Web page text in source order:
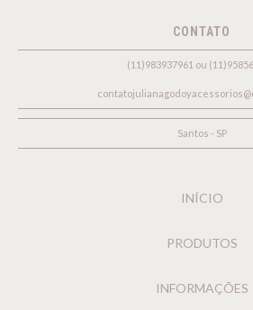
CONTATO
(11)983937961 ou
Santos - SP
INÍCIO
PRODUTOS
INFORMAÇÕES